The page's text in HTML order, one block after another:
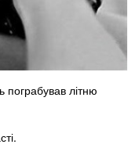
пограбував літню